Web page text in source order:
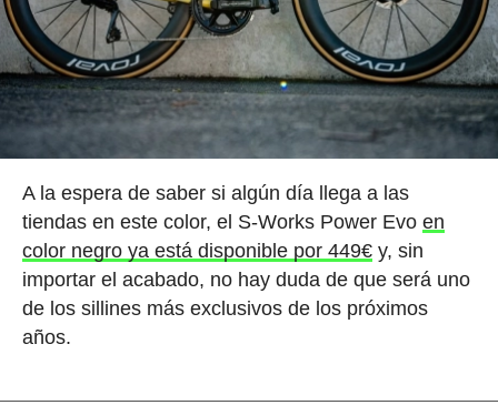
A la espera de saber si algún día llega a las
tiendas en este color, el S-Works Power Evo en
color negro ya está disponible por 449€y, sin
importar el acabado, no hay duda de que será uno
de los sillines más exclusivos de los próximos
años.